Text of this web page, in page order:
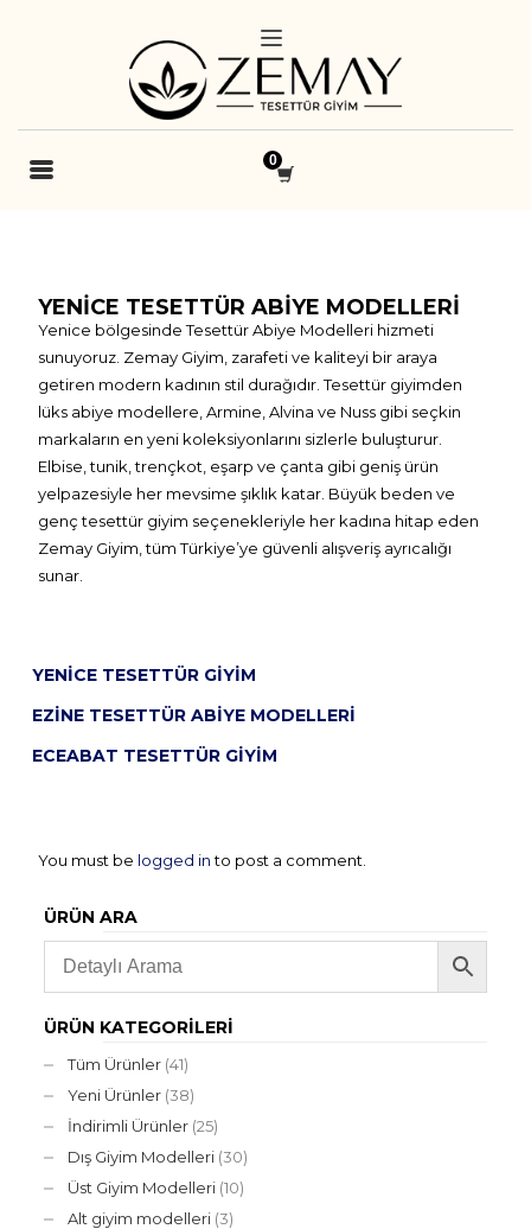
YENICE TESETTÜR ABIYE MODELLERI
Yenice bölgesinde Tesettür Abiye Modelleri hizmeti
sunuyoruz. Zemay Giyim, zarafeti ve kaliteyi bir araya
getiren modern kadının stil durağıdır. Tesettür giyimden
lüks abiye modellere, Armine, Alvina ve Nuss gibi seçkin
markaların en yeni koleksiyonlarını sizlerle buluşturur.
Elbise, tunik, trençkot, eşarp ve çanta gibi geniş ürün
yelpazesiyle her mevsime şıklık katar. Büyük beden ve
genç tesettür giyim seçenekleriyle her kadına hitap eden
Zemay Giyim, tüm Türkiye’ye güvenli alışveriş ayrıcalığı
sunar.
YENICE TESETTÜR GIYIM
EZINE TESETTÜR ABIYE MODELLERI
ECEABAT TESETTÜR GIYIM
You must be logged into post a comment.
ÜRÜN ARA
ÜRÜN KATEGORILERI
Tüm Ürünler (41)
Yeni Ürünler (38)
İndirimli Ürünler (25)
Dış Giyim Modelleri (30)
Üst Giyim Modelleri (10)
Alt giyim modelleri (3)